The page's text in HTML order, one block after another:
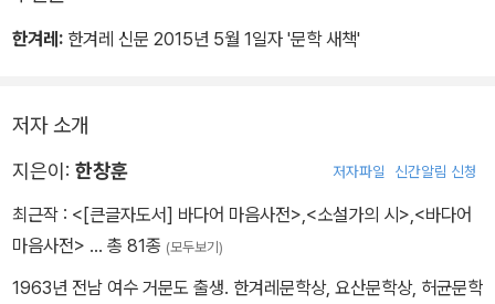
가고 얼어붙은 남편을 위해 옷을 벗는 그들은 하나가 없으면 남은 하
나도 곧바로 소멸해버릴 그런 존재였다. _「동행의 이유」에서
하기 때문에 웬만한 책임은 피할 수 있는 소설이 대부분이다. 대중 속
의 고독도 사람의 일이라 작가가 그곳으로 손을 뻗지 않으면 안 되지
회의 비참보다 더 크고 강렬해져버린 것. 이른바 문학적이다. 그러나,
문학을 키우는 것은 비문학적인 것이라고 나는 믿고 있다.
파도 더욱 높아가고 바람은 사나워진다. 이제 집으로 돌아가야 한다.
한겨레: 한겨레 신문 2015년 5월 1일자 '문학 새책'
저자 소개
지은이: 한창훈 저자파일 신간알림 신청
최근작 : <[큰글자도서] 바다어 마음사전> <소설가의 시> <바다어
마음사전> … 총 81종 (모두보기)
1963년 전남 여수 거문도 출생. 한겨레문학상, 요산문학상, 허균문학